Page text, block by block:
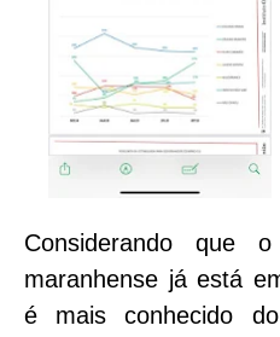
Considerando que
maranhense já está
é mais conhecido